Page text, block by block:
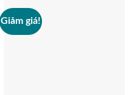
Giảm giá!